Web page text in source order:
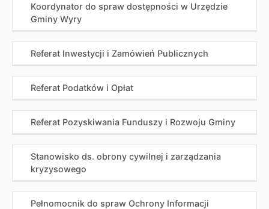
Koordynator do spraw dostępności w Urzędzie
Gminy Wyry
Referat Inwestycji i Zamówień Publicznych
Referat Podatków i Opłat
Referat Pozyskiwania Funduszy i Rozwoju Gminy
Stanowisko ds. obrony cywilnej i zarządzania
kryzysowego
Pełnomocnik do spraw Ochrony Informacji